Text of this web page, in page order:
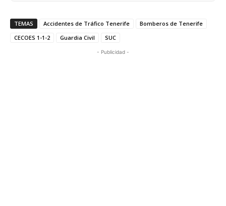
TEMAS Accidentes de Tráfico Tenerife
Bomberos de Tenerife
CECOES 1-1-2
Guardia Civil SUC
- Publicidad -